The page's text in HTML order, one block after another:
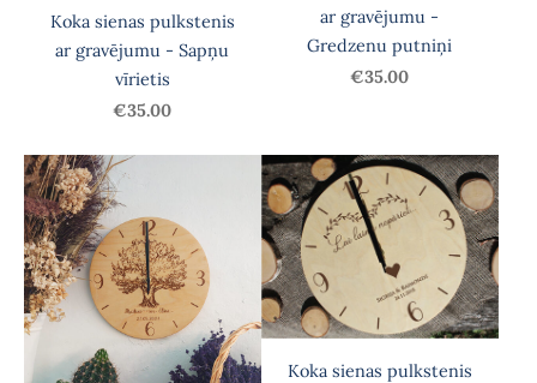
Koka sienas pulkstenis
ar gravējumu - Sapņu
vīrietis
€35.00
ar gravējumu -
Gredzenu putniņi
€35.00
Koka sienas pulkstenis